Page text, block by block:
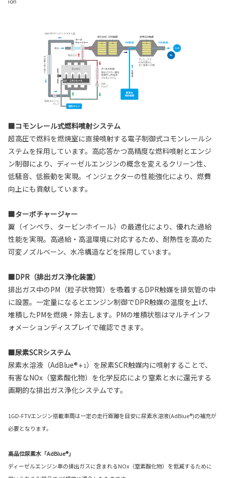
■コモンレール式燃料噴射システム
超高圧で燃料を燃焼室に直接噴射する電子制御式コモンレールシ
ステムを採用しています。高応答かつ高精度な燃料噴射とエンジ
ン制御により、ディーゼルエンジンの概念を変えるクリーン性、
低騒音、低振動を実現。インジェクターの性能強化により、燃費
向上にも貢献しています。
■ターボチャージャー
翼（インペラ、タービンホイール）の最適化により、優れた過給
性能を実現。高過給・高温環境に対応するため、耐熱性を高めた
可変ノズルベーン、水冷構造などを採用しています。
■DPR（排出ガス浄化装置）
排出ガス中のPM（粒子状物質）を吸着するDPR触媒を排気管の中
に設置。一定量になるとエンジン制御でDPR触媒の温度を上げ、
堆積したPMを燃焼・除去します。PMの堆積状態はマルチインフ
ォメーションディスプレイで確認できます。
■尿素SCRシステム
尿素水溶液（AdBlue®＊1）を尿素SCR触媒内に噴射することで、
有害なNOx（窒素酸化物）を化学反応により窒素と水に還元する
画期的な排出ガス浄化システムです。
1GD-FTVエンジン搭載車両は一定の走行距離を目安に尿素水溶液(AdBlue®)の補充が
必要となります。
高品位尿素水「AdBlue®」
ディーゼルエンジン車の排出ガスに含まれるNOx（窒素酸化物）を低減するために